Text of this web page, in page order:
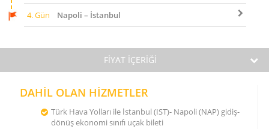
4. Gün Napoli – İstanbul
FİYAT İÇERİĞİ
DAHİL OLAN HİZMETLER
Türk Hava Yolları ile İstanbul (IST)- Napoli (NAP) gidiş-
dönüş ekonomi sınıfı uçak bileti